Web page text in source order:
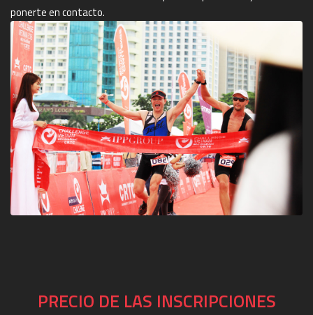
ponerte en contacto.
PRECIO DE LAS INSCRIPCIONES